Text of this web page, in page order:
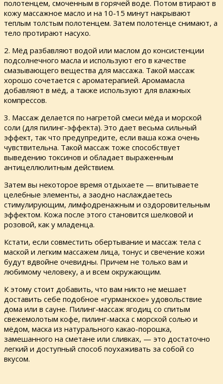
полотенцем, смоченным в горячей воде. Потом втирают в
кожу массажное масло и на 10-15 минут накрывают
теплым толстым полотенцем. Затем полотенце снимают, а
тело протирают насухо.
2. Мёд разбавляют водой или маслом до консистенции
подсолнечного масла и используют его в качестве
смазывающего вещества для массажа. Такой массаж
хорошо сочетается с ароматерапией. Аромамасла
добавляют в мёд, а также используют для влажных
компрессов.
3. Массаж делается по нагретой смеси мёда и морской
соли (для пилинг-эффекта). Это дает весьма сильный
эффект, так что предупредите, если ваша кожа очень
чувствительна. Такой массаж тоже способствует
выведению токсинов и обладает выраженным
антицеллюлитным действием.
Затем вы некоторое время отдыхаете — впитываете
целебные элементы, а заодно наслаждаетесь
стимулирующим, лимфодренажным и оздоровительным
эффектом. Кожа после этого становится шелковой и
розовой, как у младенца.
Кстати, если совместить обертывание и массаж тела с
маской и легким массажем лица, тонус и свечение кожи
будут вдвойне очевидны. Причем не только вам и
любимому человеку, а и всем окружающим.
К этому стоит добавить, что вам никто не мешает
доставить себе подобное «гурманское» удовольствие
дома или в сауне. Пилинг-массаж ягодиц со спитым
свежемолотым кофе, пилинг-маска с морской солью и
мёдом, маска из натурального какао-порошка,
замешанного на сметане или сливках, — это достаточно
легкий и доступный способ поухаживать за собой со
вкусом.